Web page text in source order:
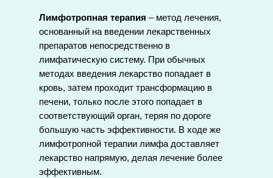
Лимфотропная терапия – метод лечения,
основанный на введении лекарственных
препаратов непосредственно в
лимфатическую систему. При обычных
методах введения лекарство попадает в
кровь, затем проходит трансформацию в
печени, только после этого попадает в
соответствующий орган, теряя по дороге
большую часть эффективности. В ходе же
лимфотропной терапии лимфа доставляет
лекарство напрямую, делая лечение более
эффективным.